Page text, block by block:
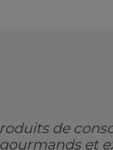
de
et